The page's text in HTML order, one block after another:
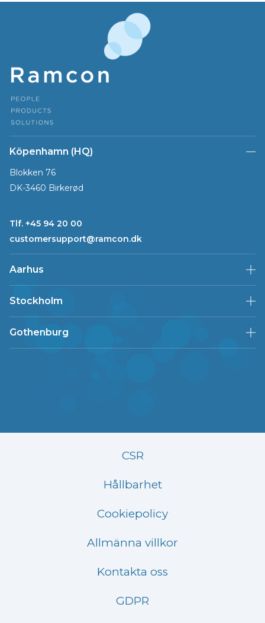
Köpenhamn (HQ)
Blokken 76
DK-3460 Birkerød
Tlf. +45 94 20 00
customersupport@ramcon.dk
Aarhus
Stockholm
Gothenburg
CSR
Hållbarhet
Cookiepolicy
Allmänna villkor
Kontakta oss
GDPR